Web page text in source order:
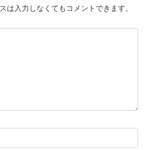
は入力しなくてもコメントできます。